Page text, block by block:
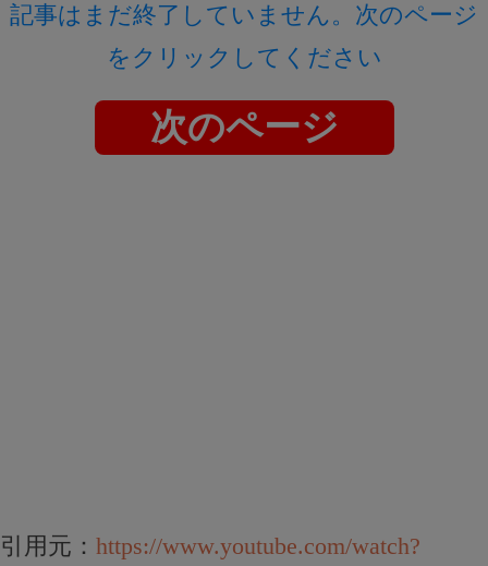
記事はまだ終了していません。次のページ
をクリックしてください
次のページ
引用元： https://www.youtube.com/watch?